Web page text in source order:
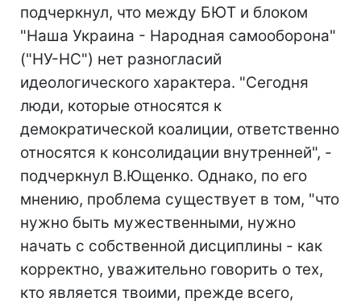
подчеркнул, что между БЮТ и блоком
"Наша Украина - Народная самооборона"
("НУ-НС") нет разногласий
идеологического характера. "Сегодня
люди, которые относятся к
демократической коалиции, ответственно
относятся к консолидации внутренней", -
подчеркнул В.Ющенко. Однако, по его
мнению, проблема существует в том, "что
нужно быть мужественными, нужно
начать с собственной дисциплины - как
корректно, уважительно говорить о тех,
кто является твоими, прежде всего,